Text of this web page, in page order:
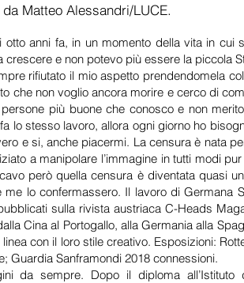
Matteo Alessandri/LUCE.
otto anni fa, in un momento della vita in
e non potevo più essere la piccola
rifiutato il mio aspetto prendendomela
che non voglio ancora morire e cerco di
più buone che conosco e non
lo stesso lavoro, allora ogni giorno ho
e si, anche piacermi. La censura è nata
a manipolare l’immagine in tutti modi
però quella censura è diventata quasi
lo confermassero. Il lavoro di Germana
sulla rivista austriaca C-Heads
Cina al Portogallo, alla Germania alla
con il loro stile creativo. Esposizioni:
Guardia Sanframondi 2018 connessioni.
da sempre. Dopo il diploma